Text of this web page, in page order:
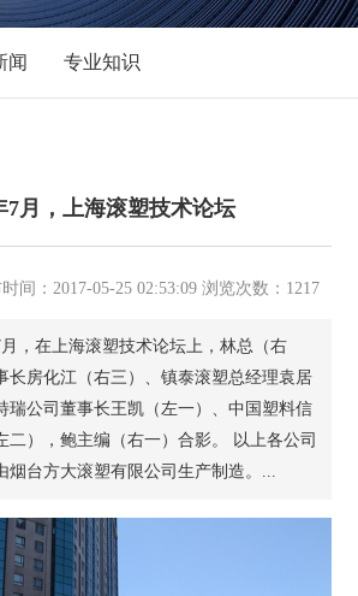
闻 专业知识
7月，上海滚塑技术论坛
间：2017-05-25 02:53:09 浏览次数：1217
月，在上海滚塑技术论坛上，林总（右
长房化江（右三）、镇泰滚塑总经理袁居
瑞公司董事长王凯（左一）、中国塑料信
二），鲍主编（右一）合影。 以上各公司
烟台方大滚塑有限公司生产制造。...